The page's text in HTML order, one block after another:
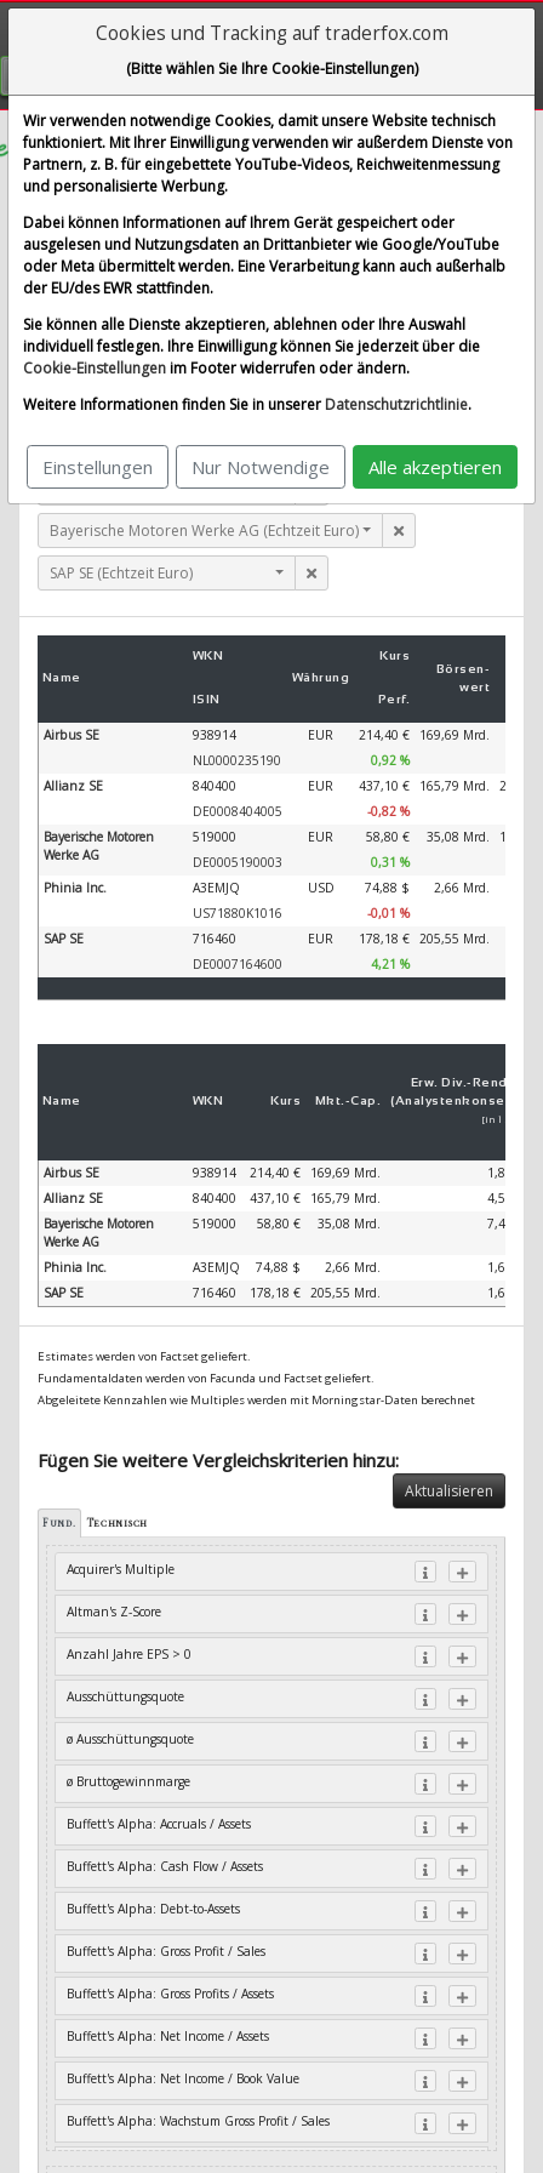
Visualizations
GRATIS REGISTRIEREN
Phinia Inc.
im Vergleich mit Airbus SE, Allianz SE, Bayerische
Motoren Werke AG und 1 weitere Aktie
Alle Aktien entfernen
Standard-Vergleich
Phinia Inc. (Echtzeit USD)
Airbus SE (Echtzeit Euro)
Allianz SE (Echtzeit Euro)
Bayerische Motoren Werke AG (Echtzeit Euro)
SAP SE (Echtzeit Euro)
Name
WKN
Währung
Kurs
Börsen­
wert
ISIN
Perf.
Airbus SE 938914 EUR 214,40 € 169,69 Mrd.
NL0000235190
0,92 %
Allianz SE
840400 EUR 437,10 € 165,79 Mrd.
DE0008404005
-0,82 %
Bayerische Motoren
Werke AG
519000 EUR 58,80 € 35,08 Mrd.
DE0005190003
0,31 %
Phinia Inc.
A3EMJQ USD 74,88 $ 2,66 Mrd.
US71880K1016
-0,01 %
SAP SE
716460 EUR 178,18 € 205,55 Mrd.
DE0007164600
4,21 %
Name WKN Kurs Mkt.-Cap.
Erw. Div.- Ren­di­te
(Analystenkonsens)
[in 1 Jahr]
Airbus SE 938914 214,40 € 169,69 Mrd.
1,86 %
Allianz SE
840400 437,10 € 165,79 Mrd.
4,56 %
Bayerische Motoren
Werke AG
519000 58,80 € 35,08 Mrd. 7,48 %
Phinia Inc. A3EMJQ 74,88 $ 2,66 Mrd.
1,68 %
SAP SE
716460 178,18 € 205,55 Mrd. 1,64 %
Estimates werden von Factset geliefert.
Fundamentaldaten werden von Facunda und Factset geliefert.
Abgeleitete Kennzahlen wie Multiples werden mit Morningstar-Daten berechnet
Fügen Sie weitere Vergleichskriterien hinzu:
Aktualisieren
Fund. Technisch
Acquirer's Multiple
Altman's Z-Score
Anzahl Jahre EPS > 0
Ausschüttungsquote
ø Ausschüttungsquote
ø Bruttogewinnmarge
Buffett's Alpha: Accruals / Assets
Buffett's Alpha: Cash Flow / Assets
Buffett's Alpha: Debt-to-Assets
Buffett's Alpha: Gross Profit / Sales
Buffett's Alpha: Gross Profits / Assets
Buffett's Alpha: Net Income / Assets
Buffett's Alpha: Net Income / Book Value
Buffett's Alpha: Wachstum Gross Profit / Sales
Buffett's Alpha: Wachstum Residual Cash Flow / Assets
Cookies und Tracking auf traderfox.com
(Bitte wählen Sie Ihre Cookie-Einstellungen)
Wir verwenden notwendige Cookies, damit unsere Website technisch
funktioniert. Mit Ihrer Einwilligung verwenden wir außerdem Dienste von
Partnern, z. B. für eingebettete YouTube-Videos, Reichweitenmessung
und personalisierte Werbung.
Dabei können Informationen auf Ihrem Gerät gespeichert oder
ausgelesen und Nutzungsdaten an Drittanbieter wie Google/YouTube
oder Meta übermittelt werden. Eine Verarbeitung kann auch außerhalb
der EU/des EWR stattfinden.
Sie können alle Dienste akzeptieren, ablehnen oder Ihre Auswahl
individuell festlegen. Ihre Einwilligung können Sie jederzeit über die
Cookie-Einstellungenim Footer widerrufen oder ändern.
Weitere Informationen finden Sie in unserer Datenschutzrichtlinie.
Einstellungen Nur Notwendige Alle akzeptieren